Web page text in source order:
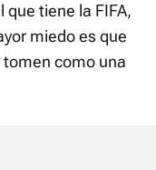
tiene la FIFA,
miedo es que
como una